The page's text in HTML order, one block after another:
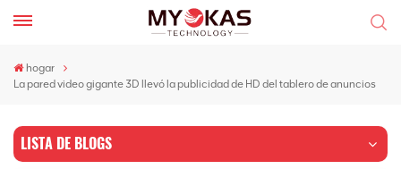
hogar
La pared video gigante 3D llevó la publicidad de HD del tablero de anuncios
LISTA DE BLOGS